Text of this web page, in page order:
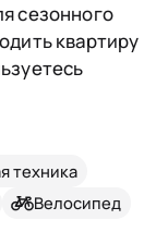
сезонного
квартиру
техника
Велосипед